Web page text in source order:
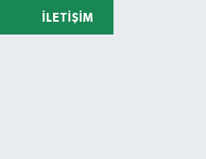
İLETIŞIM